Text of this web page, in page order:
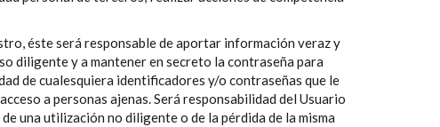
éste será responsable de aportar información veraz y
diligente y a mantener en secreto la contraseña para
de cualesquiera identificadores y/o contraseñas que le
a personas ajenas. Será responsabilidad del Usuario
una utilización no diligente o de la pérdida de la misma